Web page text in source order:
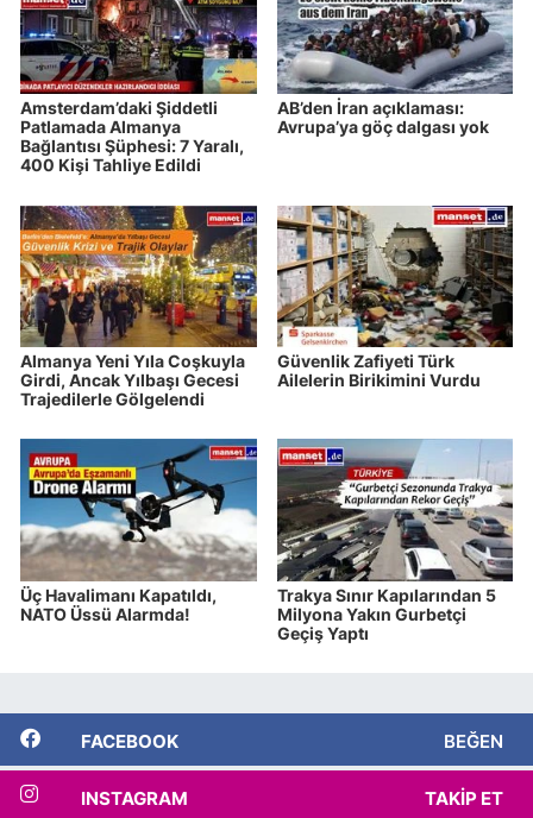
Amsterdam’daki Şiddetli
Patlamada Almanya
Bağlantısı Şüphesi: 7 Yaralı,
400 Kişi Tahliye Edildi
AB’den İran açıklaması:
Avrupa’ya göç dalgası yok
Almanya Yeni Yıla Coşkuyla
Girdi, Ancak Yılbaşı Gecesi
Trajedilerle Gölgelendi
Güvenlik Zafiyeti Türk
Ailelerin Birikimini Vurdu
Üç Havalimanı Kapatıldı,
NATO Üssü Alarmda!
Trakya Sınır Kapılarından 5
Milyona Yakın Gurbetçi
Geçiş Yaptı
FACEBOOK BEĞEN
INSTAGRAM TAKIP ET